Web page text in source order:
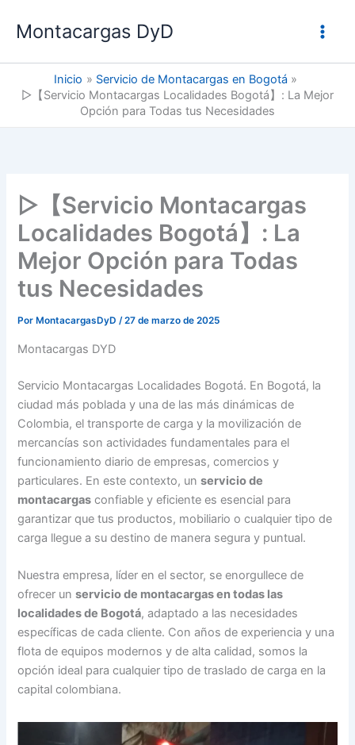
Montacargas DyD
Inicio
Servicio de Montacargas en Bogotá
▷【Servicio Montacargas Localidades Bogotá】: La Mejor
Opción para Todas tus Necesidades
▷【Servicio Montacargas
Localidades Bogotá】: La
Mejor Opción para Todas
tus Necesidades
Por MontacargasDyD/27 de marzo de 2025
Montacargas DYD
Servicio Montacargas Localidades Bogotá. En Bogotá, la
ciudad más poblada y una de las más dinámicas de
Colombia, el transporte de carga y la movilización de
mercancías son actividades fundamentales para el
funcionamiento diario de empresas, comercios y
particulares. En este contexto, unservicio de
montacargas confiable y eficiente es esencial para
garantizar que tus productos, mobiliario o cualquier tipo de
carga llegue a su destino de manera segura y puntual.
Nuestra empresa, líder en el sector, se enorgullece de
ofrecer unservicio de montacargas en todas las
localidades de Bogotá, adaptado a las necesidades
específicas de cada cliente. Con años de experiencia y una
flota de equipos modernos y de alta calidad, somos la
opción ideal para cualquier tipo de traslado de carga en la
capital colombiana.